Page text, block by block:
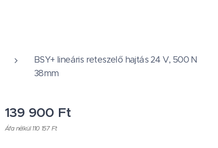
BSY+ lineáris reteszelő hajtás 24 V, 500 N
38mm
139 900 Ft
Áfa nélkül 110 157 Ft